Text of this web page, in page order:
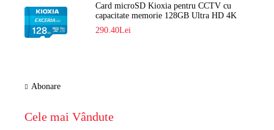
Card microSD Kioxia pentru CCTV cu
capacitate memorie 128GB Ultra HD 4K
LMEX2L128GG2
290.40Lei
Abonare
Cele mai Vândute